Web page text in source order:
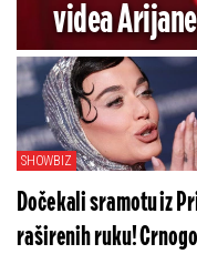
videa
Pogledajte
SHOWBIZ
Dočekali sramotu iz
raširenih ruku!